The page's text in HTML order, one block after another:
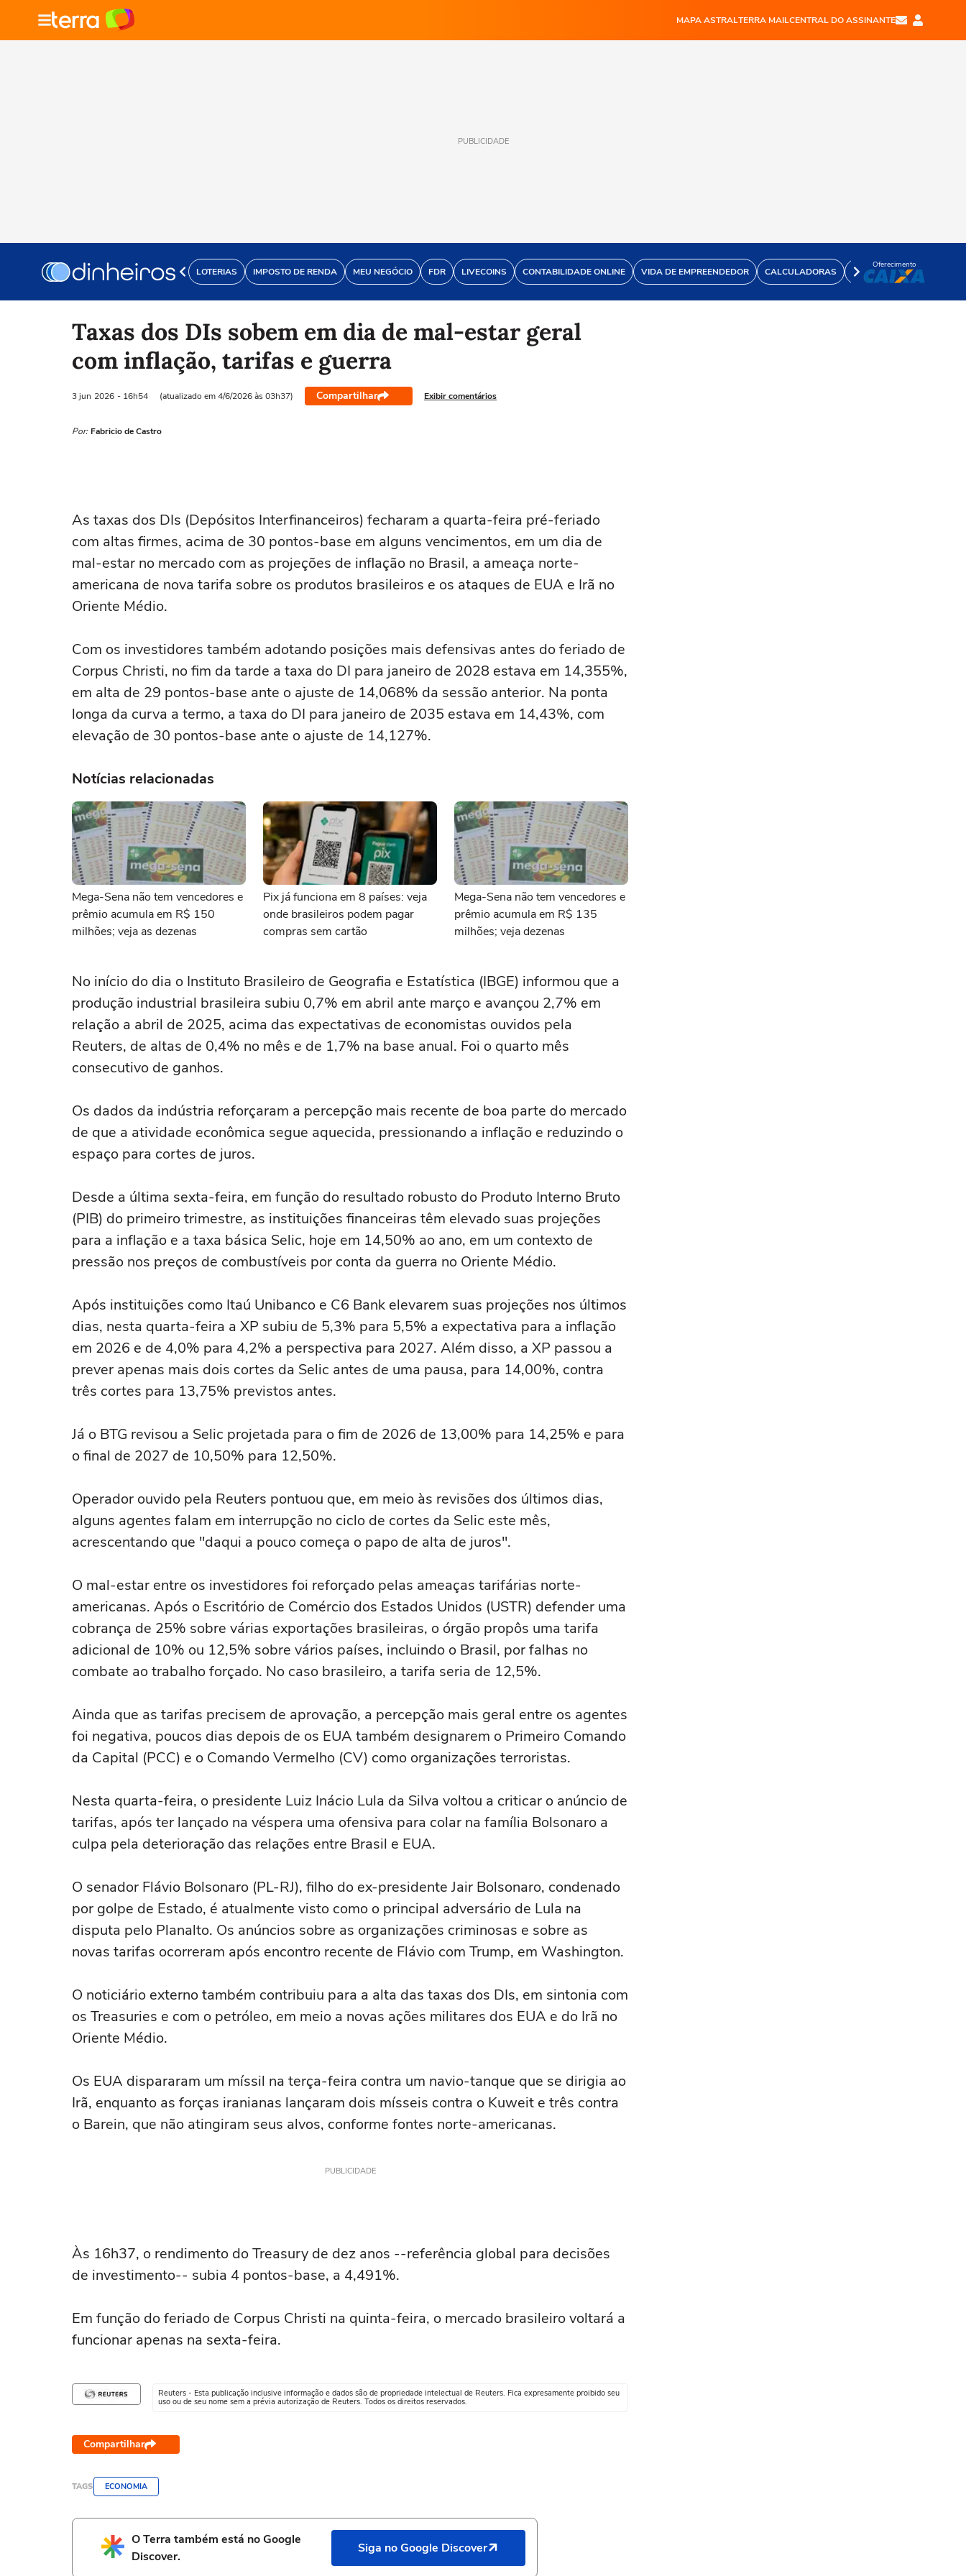
MAPA ASTRALTERRA MAILCENTRAL DO ASSINANTE
PUBLICIDADE
LOTERIAS IMPOSTO DE RENDA MEU NEGÓCIO FDR LIVECOINS CONTABILIDADE ONLINE VIDA DE EMPREENDEDOR CALCULADORAS VÍDEOS
Oferecimento
Taxas dos DIs sobem em dia de mal-estar geral
com inflação, tarifas e guerra
3 jun 2026 - 16h54 (atualizado em 4/6/2026 às 03h37) Compartilhar Exibir comentários
Por: Fabricio de Castro
As taxas dos DIs (Depósitos Interfinanceiros) fecharam a quarta-feira ‌pré-feriado
com altas firmes, acima de 30 pontos-base em alguns vencimentos, em um dia de
mal-estar no mercado com as projeções de inflação no Brasil, a ameaça norte-
americana de nova tarifa sobre os produtos brasileiros e os ataques de EUA e Irã no
Oriente Médio.
Com os investidores também adotando posições mais defensivas antes do feriado de
Corpus Christi, no fim da tarde a taxa do DI para janeiro de 2028 estava em 14,355%,
em alta de 29 pontos-base ⁠ante o ajuste de 14,068% da sessão anterior. Na ponta
longa da curva a termo, a taxa do DI para ‌janeiro de 2035 estava em 14,43%, com
elevação de 30 pontos-base ante o ajuste de 14,127%.
Notícias relacionadas
Mega-Sena não tem vencedores e
prêmio acumula em R$ 150
milhões; veja as dezenas
Pix já funciona em 8 países: veja
onde brasileiros podem pagar
compras sem cartão
Mega-Sena não tem vencedores e
prêmio acumula em R$ 135
milhões; veja dezenas
No início do dia o Instituto Brasileiro de Geografia e Estatística (IBGE) informou que a
produção industrial brasileira subiu 0,7% em abril ante março ‌e avançou 2,7% em
relação a abril de 2025, acima das expectativas ‌de economistas ouvidos pela
Reuters, de altas de 0,4% no mês e de 1,7% na base anual. ⁠Foi o quarto mês
consecutivo de ganhos.
Os dados da indústria reforçaram a percepção mais recente de boa parte do mercado
de que a atividade econômica segue aquecida, pressionando a inflação e reduzindo o
espaço para cortes de juros.
Desde a última sexta-feira, em função do resultado robusto do Produto Interno Bruto
(PIB) do primeiro trimestre, as instituições financeiras têm elevado suas projeções
para a inflação e a taxa básica Selic, hoje em 14,50% ao ano, em um contexto de
pressão nos ‌preços de combustíveis por conta da guerra no Oriente Médio.
Após instituições como Itaú Unibanco e C6 Bank elevarem suas projeções ‌nos últimos
dias, nesta quarta-feira a XP ⁠subiu de 5,3% para 5,5% ⁠a expectativa para a inflação
em 2026 e de 4,0% para 4,2% a perspectiva para 2027. Além disso, a XP passou ⁠a
prever apenas mais dois cortes da Selic antes de uma pausa, ‌para 14,00%, contra
três cortes para ‌13,75% previstos antes.
Já o BTG revisou a Selic projetada para o fim de 2026 de 13,00% para 14,25% e para
o final de 2027 de 10,50% para 12,50%.
Operador ouvido pela Reuters pontuou que, em meio às revisões dos últimos dias,
alguns agentes falam em interrupção no ciclo de cortes da Selic este mês,
acrescentando ⁠que "daqui a pouco começa o papo de alta de juros".
O mal-estar entre os investidores foi reforçado pelas ameaças tarifárias norte-
americanas. Após o Escritório de Comércio dos Estados Unidos (USTR) defender uma
cobrança de 25% sobre várias exportações brasileiras, o órgão propôs uma tarifa
adicional de 10% ou 12,5% sobre vários países, incluindo o Brasil, por falhas no
combate ao trabalho forçado. No caso brasileiro, a tarifa seria de 12,5%.
Ainda ‌que as tarifas precisem de aprovação, a percepção mais geral entre os agentes
foi negativa, poucos dias depois de os EUA também designarem o Primeiro Comando
da Capital (PCC) e o Comando Vermelho (CV) como organizações terroristas.
Nesta quarta-feira, o presidente ⁠Luiz Inácio Lula da Silva voltou a criticar o anúncio de
tarifas, após ter lançado na véspera uma ofensiva para colar na família Bolsonaro a
culpa pela deterioração das relações entre Brasil e EUA.
O senador Flávio Bolsonaro (PL-RJ), filho do ex-presidente Jair Bolsonaro, condenado
por golpe de Estado, é atualmente visto como o principal adversário de Lula na
disputa pelo Planalto. Os anúncios sobre as organizações criminosas e sobre as
novas tarifas ocorreram após encontro recente de Flávio com Trump, em Washington.
O noticiário externo também contribuiu para a alta das taxas dos DIs, em sintonia com
os Treasuries e com o petróleo, em meio a novas ações militares dos EUA e do Irã no
Oriente Médio.
Os EUA dispararam um míssil na terça-feira contra um navio-tanque que se dirigia ao
Irã, enquanto as forças iranianas lançaram dois mísseis contra o Kuweit e três contra
o Barein, que não atingiram seus alvos, conforme fontes norte-americanas.
PUBLICIDADE
Às 16h37, o rendimento do Treasury de dez anos --referência global para decisões
de investimento-- subia 4 pontos-base, a 4,491%.
Em função do feriado de Corpus Christi na quinta-feira, o mercado brasileiro voltará a
funcionar apenas na sexta-feira.
Reuters - Esta publicação inclusive informação e dados são de propriedade intelectual de Reuters. Fica expresamente proibido seu
uso ou de seu nome sem a prévia autorização de Reuters. Todos os direitos reservados.
Compartilhar
TAGS ECONOMIA
O Terra também está no Google
Discover.
Siga no Google Discover